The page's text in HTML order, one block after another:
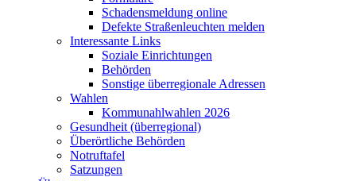
Schadensmeldung online
Defekte Straßenleuchten melden
Interessante Links
Soziale Einrichtungen
Behörden
Sonstige überregionale Adressen
Wahlen
Kommunahlwahlen 2026
Gesundheit (überregional)
Überörtliche Behörden
Notruftafel
Satzungen